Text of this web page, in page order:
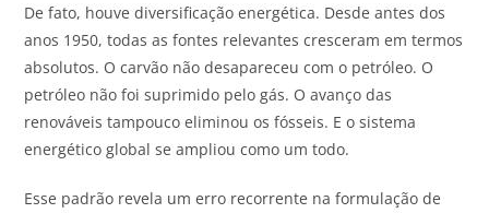
De fato, houve diversificação energética. Desde antes dos
anos 1950, todas as fontes relevantes cresceram em termos
absolutos. O carvão não desapareceu com o petróleo. O
petróleo não foi suprimido pelo gás. O avanço das
renováveis tampouco eliminou os fósseis. E o sistema
energético global se ampliou como um todo.
Esse padrão revela um erro recorrente na formulação de